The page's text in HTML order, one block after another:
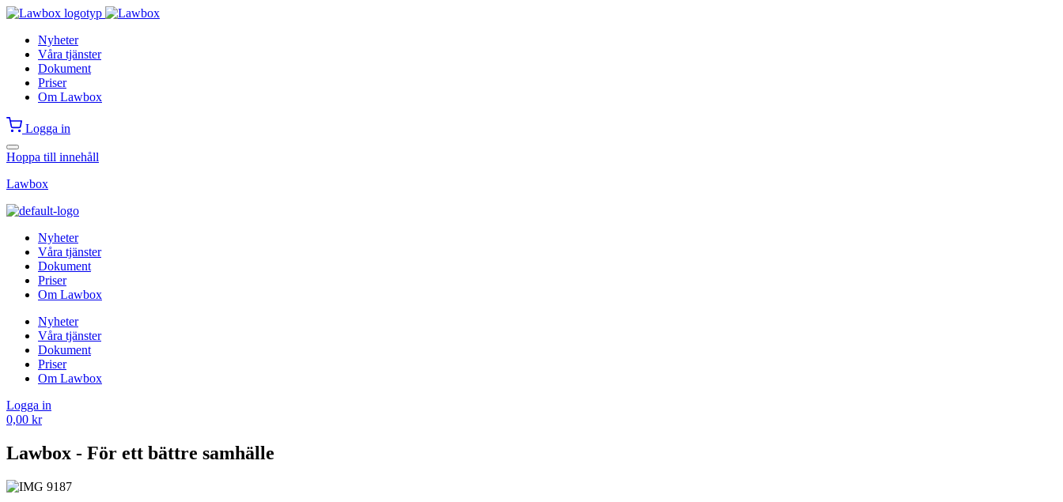
Nyheter
Våra tjänster
Dokument
Priser
Om Lawbox
Logga in
Hoppa till innehåll
Lawbox
Nyheter
Våra tjänster
Dokument
Priser
Om Lawbox
Nyheter
Våra tjänster
Dokument
Priser
Om Lawbox
Logga in
0,00 kr
Lawbox - För ett bättre samhälle